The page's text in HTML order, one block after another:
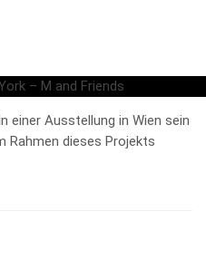
einer Ausstellung in Wien sein
Rahmen dieses Projekts